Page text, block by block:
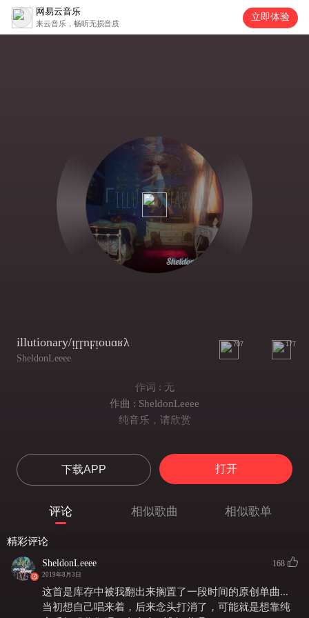
网易云音乐
来云音乐，畅听无损音质
立即体验
illutionary/ᴉɼɼnϝᴉouɑʁλ
SheldonLeeee
707 177
作词 : 无
作曲 : SheldonLeeee
纯音乐，请欣赏
下载APP 打开
评论 相似歌曲 相似歌单
精彩评论
SheldonLeeee
2019年8月3日
168
这首是库存中被我翻出来搁置了一段时间的原创单曲...
当初想自己唱来着，后来念头打消了，可能就是想靠纯